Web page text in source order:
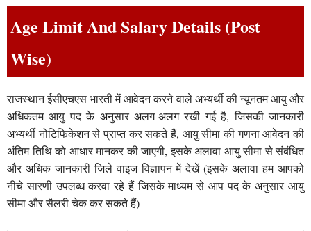
Age Limit And Salary Details (Post
Wise)
राजस्थान ईसीएचएस भारती में आवेदन करने वाले अभ्यर्थी की न्यूनतम आयु और
अधिकतम आयु पद के अनुसार अलग-अलग रखी गई है, जिसकी जानकारी
अभ्यर्थी नोटिफिकेशन से प्राप्त कर सकते हैं, आयु सीमा की गणना आवेदन की
अंतिम तिथि को आधार मानकर की जाएगी, इसके अलावा आयु सीमा से संबंधित
और अधिक जानकारी जिले वाइज विज्ञापन में देखें (इसके अलावा हम आपको
नीचे सारणी उपलब्ध करवा रहे हैं जिसके माध्यम से आप पद के अनुसार आयु
सीमा और सैलरी चेक कर सकते हैं)